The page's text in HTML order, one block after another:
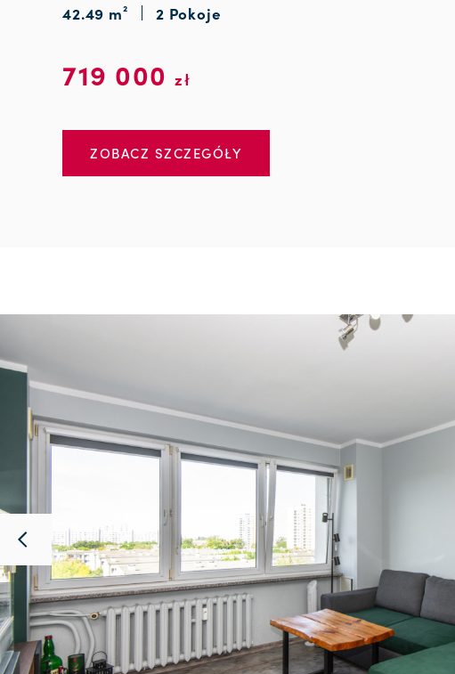
42.49 m² 2 Pokoje
719 000 zł
ZOBACZ SZCZEGÓŁY